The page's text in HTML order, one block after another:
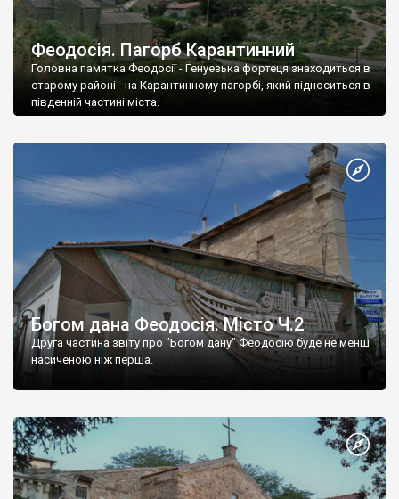
Феодосія. Пагорб Карантинний
Головна памятка Феодосії - Генуезька фортеця знаходиться в
старому районі - на Карантинному пагорбі, який підноситься в
південній частині міста.
Богом дана Феодосія. Місто Ч.2
Друга частина звіту про "Богом дану" Феодосію буде не менш
насиченою ніж перша.